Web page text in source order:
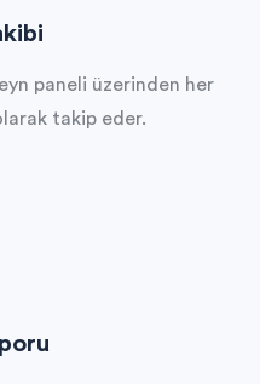
paneli üzerinden her
takip eder.